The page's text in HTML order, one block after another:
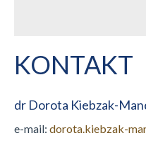
KONTAKT
dr Dorota Kiebzak-
e-mail: dorota.kiebzak-